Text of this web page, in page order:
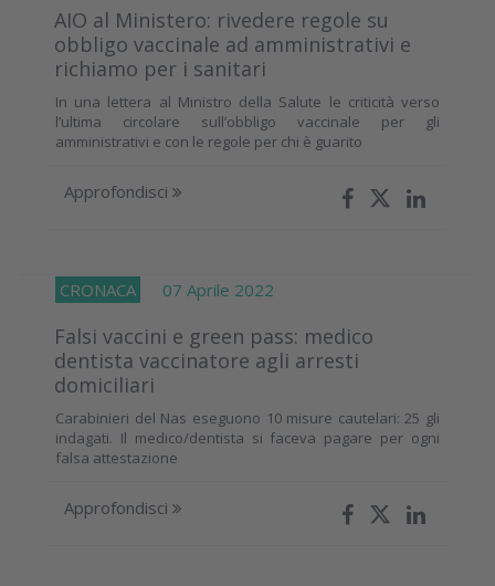
AIO al Ministero: rivedere regole su
obbligo vaccinale ad amministrativi e
richiamo per i sanitari
In una lettera al Ministro della Salute le criticità verso
l’ultima circolare sull’obbligo vaccinale per gli
amministrativi e con le regole per chi è guarito
Approfondisci
CRONACA 07 Aprile 2022
Falsi vaccini e green pass: medico
dentista vaccinatore agli arresti
domiciliari
Carabinieri del Nas eseguono 10 misure cautelari: 25 gli
indagati. Il medico/dentista si faceva pagare per ogni
falsa attestazione
Approfondisci